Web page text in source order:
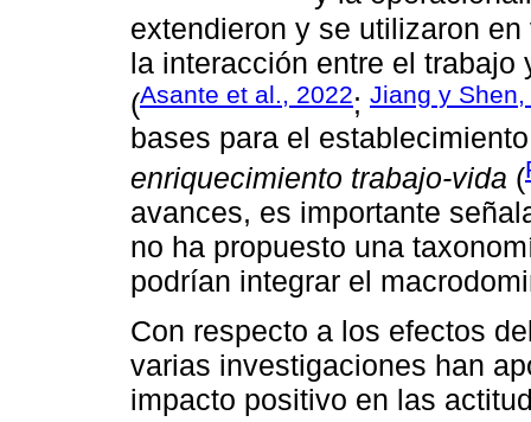
extendieron y se utilizaron
la interacción entre el
(Asante et al., 2022; Jiang y Shen,
bases para el
enriquecimiento trabajo-vida (
avances, es importante
no ha propuesto una
podrían integrar el
Con respecto a los efectos
varias investigaciones han
impacto positivo en las